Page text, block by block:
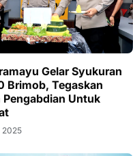
Gelar Syukuran
Brimob, Tegaskan
Pengabdian Untuk
2025